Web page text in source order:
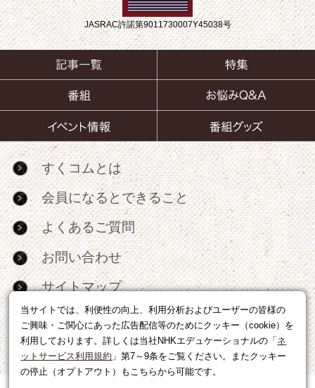
当サイトでは、利便性の向上、利用分析およびユーザーの皆様の
ご興味・ご関心にあった広告配信等のためにクッキー（cookie）を
利用しております。詳しくは当社NHKエデュケーショナルの「 ネ
ットサービス利用規約 」第7～9条をご覧ください。またクッキー
の停止（オプトアウト）もこちらから可能です。
JASRAC許諾第9011730007Y45038号
すくコムとは
会員になるとできること
よくあるご質問
お問い合わせ
サイトマップ
RSS
広告出稿・パートナーシップについて